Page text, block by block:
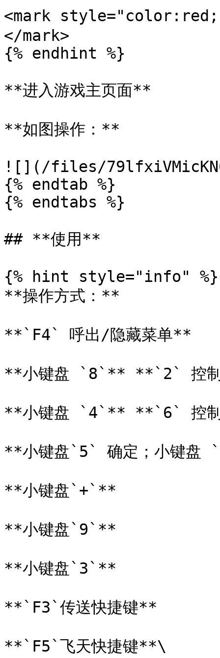
<mark
</mark>
{% endhint %}
**进入游戏主页面**
**如图操作：**
![](/files/
{% endtab %}
{% endtabs %}
## **使用**
{% hint style="info" %}
**操作方式：**
**`F4` 呼出/隐藏菜单**
**小键盘 `8`** **`2` 控
**小键盘 `4`** **`6` 控制
**小键盘`5` 确定；小键盘
**小键盘`+`**
**小键盘`9`**
**小键盘`3`**
**`F3`传送快捷键**
**`F5`飞天快捷键**\